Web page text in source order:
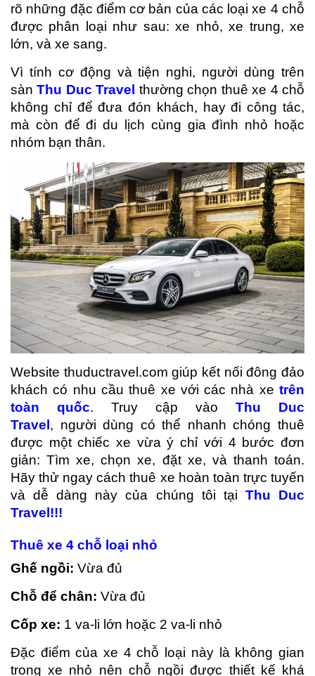
rõ những đặc điểm cơ bản của các loại xe 4 chỗ
được phân loại như sau: xe nhỏ, xe trung, xe
lớn, và xe sang.
Vì tính cơ động và tiện nghi, người dùng trên
sànThu Duc Travel thường chọn thuê xe 4 chỗ
không chỉ để đưa đón khách, hay đi công tác,
mà còn để đi du lịch cùng gia đình nhỏ hoặc
nhóm bạn thân.
Website thuductravel.com giúp kết nối đông đảo
khách có nhu cầu thuê xe với các nhà xe trên
toàn quốc. Truy cập vào Thu Duc
Travel, người dùng có thể nhanh chóng thuê
được một chiếc xe vừa ý chỉ với 4 bước đơn
giản: Tìm xe, chọn xe, đặt xe, và thanh toán.
Hãy thử ngay cách thuê xe hoàn toàn trực tuyến
và dễ dàng này của chúng tôi tại Thu Duc
Travel!!!
Thuê xe 4 chỗ loại nhỏ
Ghế ngồi: Vừa đủ
Chỗ để chân: Vừa đủ
Cốp xe: 1 va-li lớn hoặc 2 va-li nhỏ
Đặc điểm của xe 4 chỗ loại này là không gian
trong xe nhỏ nên chỗ ngồi được thiết kế khá